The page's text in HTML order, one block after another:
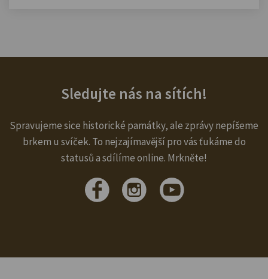
Sledujte nás na sítích!
Spravujeme sice historické památky, ale zprávy nepíšeme
brkem u svíček. To nejzajímavější pro vás ťukáme do
statusů a sdílíme online. Mrkněte!